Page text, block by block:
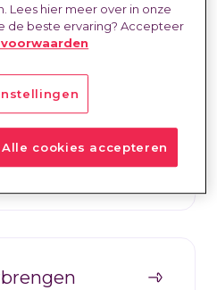
Lees hier meer over in onze
de beste ervaring? Accepteer
Alle cookies accepteren